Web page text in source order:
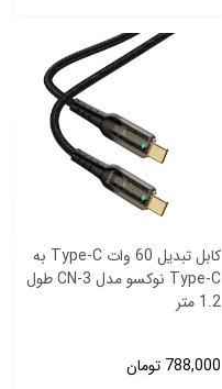
کابل تبدیل 60 وات Type-C به
Type-C نوکسو مدل CN-3 طول
1.2 متر
788,000 تومان